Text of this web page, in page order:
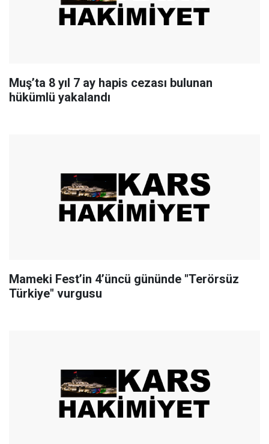
Muş’ta 8 yıl 7 ay hapis cezası bulunan
hükümlü yakalandı
Mameki Fest’in 4’üncü gününde "Terörsüz
Türkiye" vurgusu